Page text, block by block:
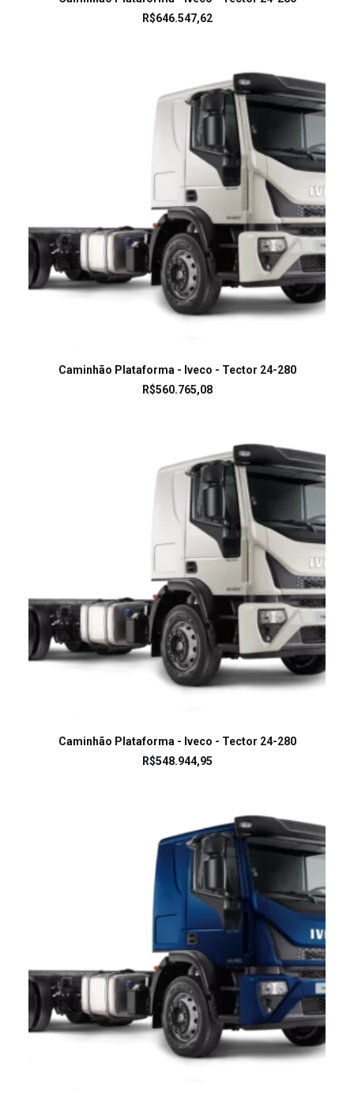
R$646.547,62
LEIA MAIS
Caminhão Plataforma - Iveco - Tector 24-280
R$560.765,08
LEIA MAIS
Caminhão Plataforma - Iveco - Tector 24-280
R$548.944,95